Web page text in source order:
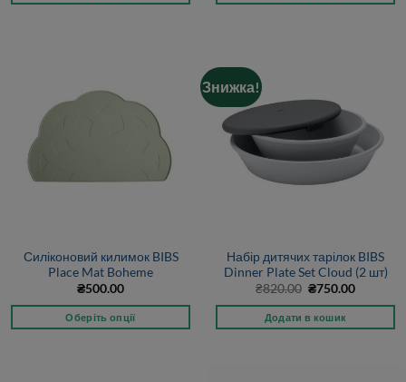
Силіконовий килимок BIBS
Place Mat Boheme
₴500.00
Оберіть опції
Знижка!
Набір дитячих тарілок BIBS
Dinner Plate Set Cloud (2 шт)
₴820.00 Оригінальна
₴820.00.
₴750.00Поточна
₴750.00.
Додати в кошик